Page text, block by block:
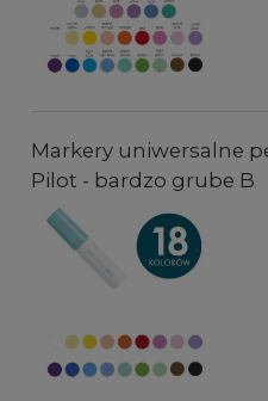
Markery uniwersalne
Pilot - bardzo grube B